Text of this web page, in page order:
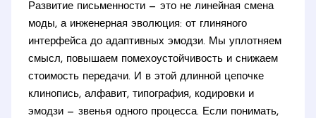
Развитие письменности — это не линейная смена
моды, а инженерная эволюция: от глиняного
интерфейса до адаптивных эмодзи. Мы уплотняем
смысл, повышаем помехоустойчивость и снижаем
стоимость передачи. И в этой длинной цепочке
клинопись, алфавит, типография, кодировки и
эмодзи — звенья одного процесса. Если понимать,